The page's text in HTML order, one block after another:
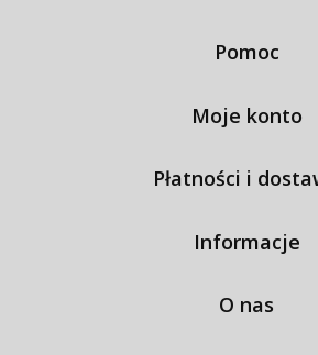
Pomoc
Moje konto
Płatności i
Informacje
O nas